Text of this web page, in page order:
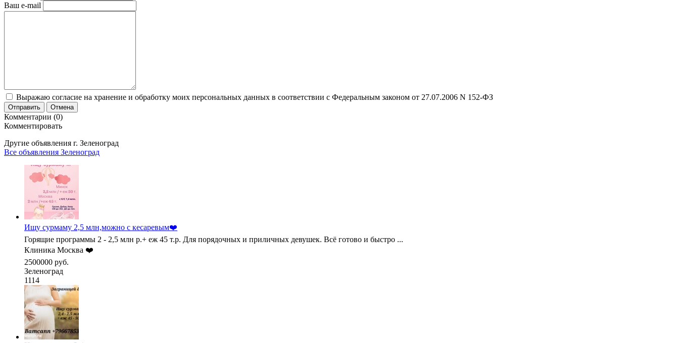
Ваш e-mail
Выражаю согласие на хранение и обработку моих персональных данных в соответствии с Федеральным законом от 27.07.2006 N 152-ФЗ
Отправить Отмена
Комментарии (0)
Комментировать
Другие объявления г. Зеленоград
Все объявления Зеленоград
Ищу сурмаму 2,5 млн,можно с кесаревым❤️
Горящие программы 2 - 2,5 млн р.+ еж 45 т.р. Для порядочных и приличных девушек. Всё готово и быстро ...
Клиника Москва ❤️
2500000 руб.
Зеленоград
1114